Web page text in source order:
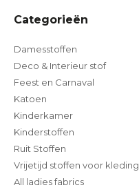
Categorieën
Damesstoffen
Deco & Interieur stof
Feest en Carnaval
Katoen
Kinderkamer
Kinderstoffen
Ruit Stoffen
Vrijetijd stoffen voor kleding
All ladies fabrics